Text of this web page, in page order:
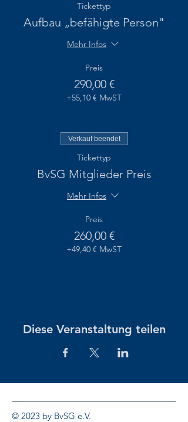
Tickettyp
Aufbau „befähigte Person"
Mehr Infos
Preis
290,00 €
+55,10 € MwST
Verkauf beendet
Tickettyp
BvSG Mitglieder Preis
Mehr Infos
Preis
260,00 €
+49,40 € MwST
Diese Veranstaltung teilen
© 2023 by BvSG e.V.